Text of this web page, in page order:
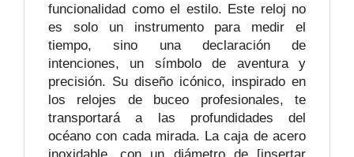
funcionalidad como el estilo. Este reloj no
es solo un instrumento para medir el
tiempo, sino una declaración de
intenciones, un símbolo de aventura y
precisión. Su diseño icónico, inspirado en
los relojes de buceo profesionales, te
transportará a las profundidades del
océano con cada mirada. La caja de acero